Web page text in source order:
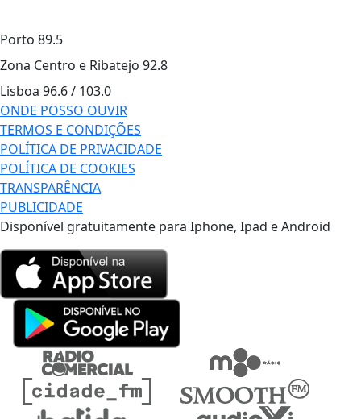
Porto 89.5
Zona Centro e Ribatejo 92.8
Lisboa 96.6 / 103.0
ONDE POSSO OUVIR
TERMOS E CONDIÇÕES
POLÍTICA DE PRIVACIDADE
POLÍTICA DE COOKIES
TRANSPARÊNCIA
PUBLICIDADE
Disponível gratuitamente para Iphone, Ipad e Android